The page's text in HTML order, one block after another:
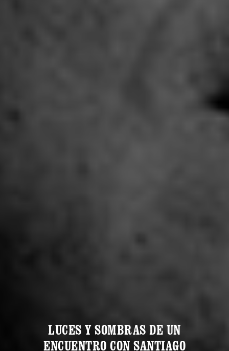
LUCES Y SOMBRAS DE UN
ENCUENTRO CON SANTIAGO